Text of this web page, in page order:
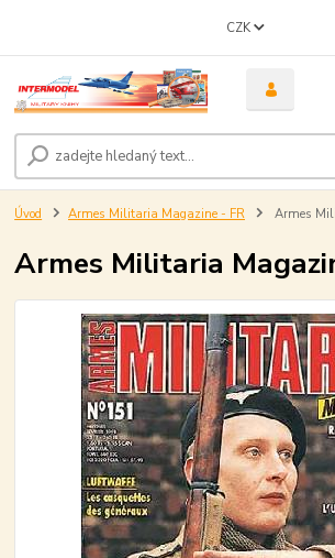
CZK
Úvod Armes Militaria Magazine - FR Armes
Armes Militaria